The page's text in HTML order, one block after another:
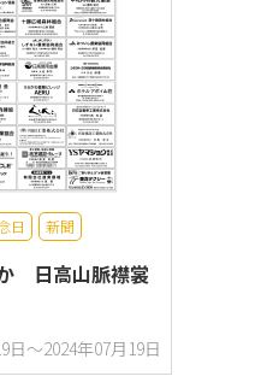
日 新聞
日高山脈襟裳
日～2024年07月19日